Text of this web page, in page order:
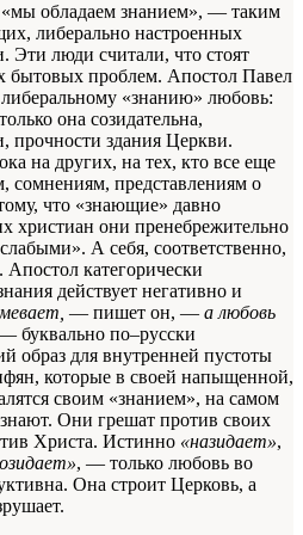
обладаем знанием», — таким
либерально настроенных
Эти люди считали, что стоят
бытовых проблем. Апостол Павел
«знанию» любовь:
она созидательна,
прочности здания Церкви.
на других, на тех, кто все еще
сомнениям, представлениям о
что «знающие» давно
христиан они пренебрежительно
А себя, соответственно,
категорически
действует негативно и
— пишет он, — а любовь
буквально по–русски
образ для внутренней пустоты
которые в своей напыщенной,
своим «знанием», на самом
Они грешат против своих
Христа. Истинно «назидает»,
, — только любовь во
Она строит Церковь, а